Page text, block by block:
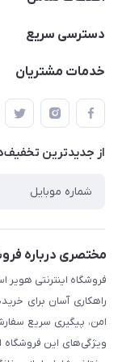
05191001370
دسترسی سریع
حساب کاربری
لیست محصولات
درباره ما
خدمات مشتریان
پیگیری سفارش
قوانین و مقرارت
حریم خصوصی
راهنما
از جدید‌ترین
مختصری درباره
فروشگاه اینترنتی هویر
راهکاری آسان برای
امن، پیگیری سریع
ویژگی‌های این فروشگاه